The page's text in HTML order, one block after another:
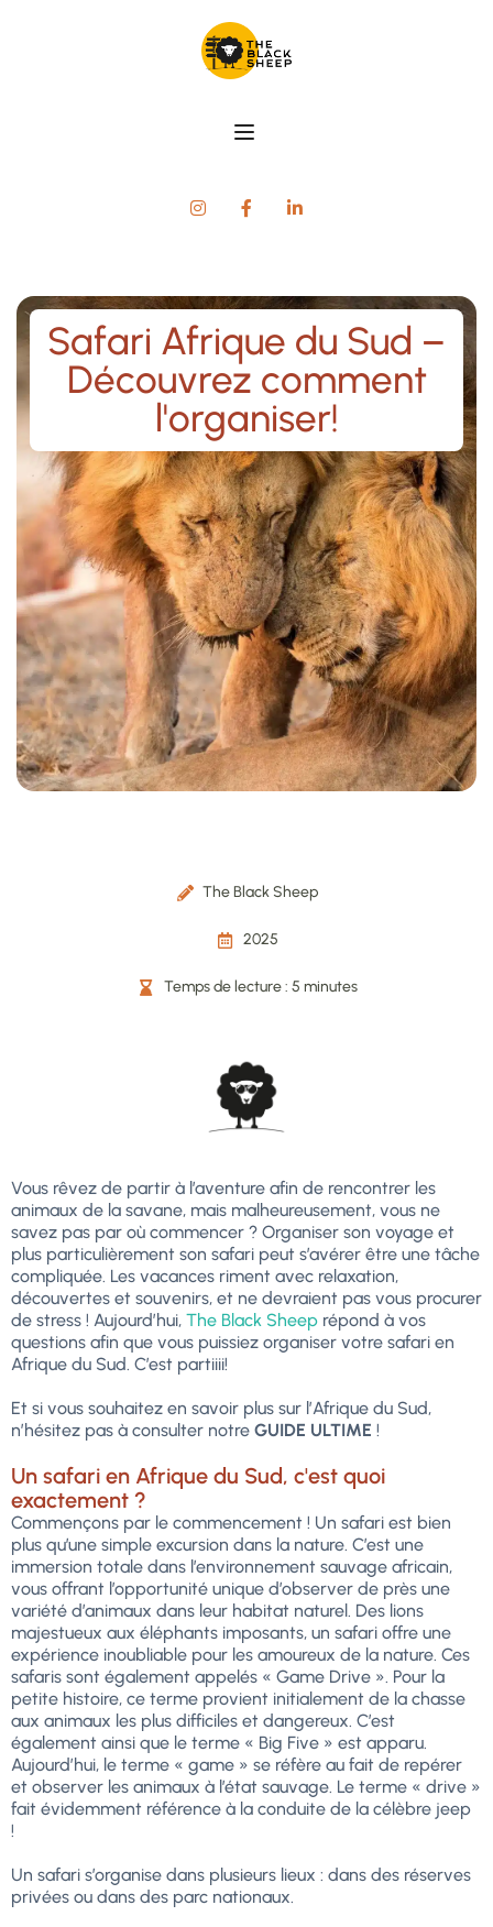
Safari Afrique du Sud –
Découvrez comment
l'organiser!
The Black Sheep
2025
Temps de lecture : 5 minutes
Vous rêvez de partir à l’aventure afin de rencontrer les
animaux de la savane, mais malheureusement, vous ne
savez pas par où commencer ? Organiser son voyage et
plus particulièrement son safari peut s’avérer être une tâche
compliquée. Les vacances riment avec relaxation,
découvertes et souvenirs, et ne devraient pas vous procurer
de stress ! Aujourd’hui, The Black Sheep répond à vos
questions afin que vous puissiez organiser votre safari en
Afrique du Sud. C’est partiiii!
Et si vous souhaitez en savoir plus sur l’Afrique du Sud,
n’hésitez pas à consulter notre GUIDE ULTIME !
Un safari en Afrique du Sud, c'est quoi
exactement ?
Commençons par le commencement ! Un safari est bien
plus qu’une simple excursion dans la nature. C’est une
immersion totale dans l’environnement sauvage africain,
vous offrant l’opportunité unique d’observer de près une
variété d’animaux dans leur habitat naturel. Des lions
majestueux aux éléphants imposants, un safari offre une
expérience inoubliable pour les amoureux de la nature. Ces
safaris sont également appelés « Game Drive ». Pour la
petite histoire, ce terme provient initialement de la chasse
aux animaux les plus difficiles et dangereux. C’est
également ainsi que le terme « Big Five » est apparu.
Aujourd’hui, le terme « game » se réfère au fait de repérer
et observer les animaux à l’état sauvage. Le terme « drive »
fait évidemment référence à la conduite de la célèbre jeep
!
Un safari s’organise dans plusieurs lieux : dans des réserves
privées ou dans des parc nationaux.